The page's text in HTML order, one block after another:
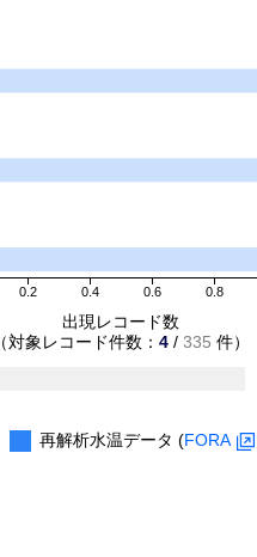
0.2 0.4 0.6 0.8
出現レコード数
（対象レコード件数： 4 / 335 件）
再解析水温データ (FORA